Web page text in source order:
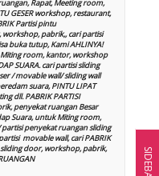
Rapat, Meeting room,
GESER workshop, restaurant,
Partisi pintu
pabrik,, cari partisi
buka tutup, Kami AHLINYA!
room, kantor, workshop
SUARA. cari partisi sliding
/ movable wall/ sliding wall
suara, PINTU LIPAT
dll. PABRIK PARTISI
penyekat ruangan Besar
Suara, untuk Miting room,
penyekat ruangan sliding
movable wall, cari PABRIK
door, workshop, pabrik,
SIDEBAR